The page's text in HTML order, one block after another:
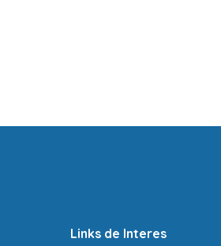
Links de Interes